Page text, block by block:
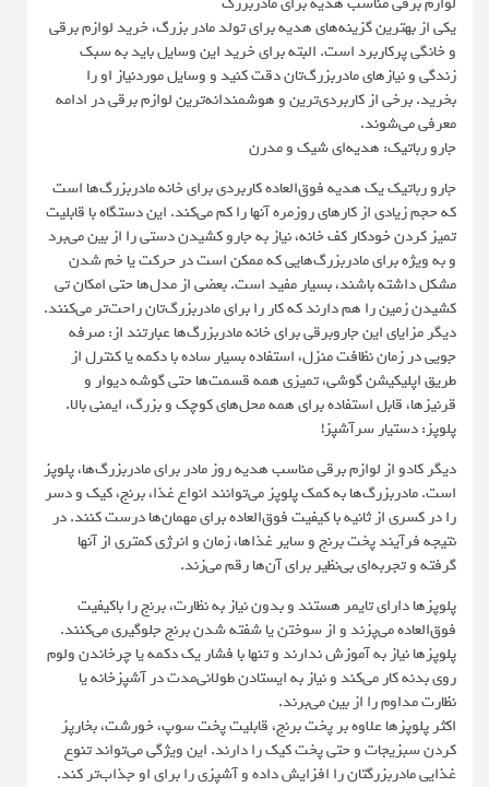
یکی از بهترین گزینه‌های هدیه برای تولد مادر بزرگ، خرید لوازم برقی
و خانگی پرکاربرد است. البته برای خرید این وسایل باید به سبک
زندگی و نیازهای مادربزرگ‌تان دقت کنید و وسایل موردنیاز او را
بخرید. برخی از کاربردی‌ترین و هوشمندانه‌ترین لوازم برقی در ادامه
معرفی می‌شوند.
جارو رباتیک: هدیه‌ای شیک و مدرن
جارو رباتیک یک هدیه فوق‌العاده کاربردی برای خانه مادربزرگ‌ها است
که حجم زیادی از کارهای روزمره آنها را کم می‌کند. این دستگاه با قابلیت
تمیز کردن خودکار کف خانه، نیاز به جارو کشیدن دستی را از بین می‌برد
و به ویژه برای مادربزرگ‌هایی که ممکن است در حرکت یا خم شدن
مشکل داشته باشند، بسیار مفید است. بعضی از مدل‌ها حتی امکان تی
کشیدن زمین را هم دارند که کار را برای مادربزرگ‌تان راحت‌تر می‌کنند.
دیگر مزایای این جاروبرقی برای خانه مادربزرگ‌ها عبارتند از: صرفه
جویی در زمان نظافت منزل، استفاده بسیار ساده با دکمه یا کنترل از
طریق اپلیکیشن گوشی، تمیزی همه قسمت‌ها حتی گوشه دیوار و
قرنیزها، قابل استفاده برای همه محل‌های کوچک و بزرگ، ایمنی بالا.
پلوپز: دستیار سرآشپز!
دیگر کادو از لوازم برقی مناسب هدیه روز مادر برای مادربزرگ‌ها، پلوپز
است. مادربزرگ‌ها به کمک پلوپز‌ می‌توانند انواع غذا، برنج، کیک و دسر
را در کسری از ثانیه با کیفیت فوق‌العاده برای مهمان‌ها درست کنند. در
نتیجه فرآیند پخت برنج و سایر غذاها، زمان و انرژی کمتری از آنها
گرفته و تجربه‌ای بی‌نظیر برای آن‌ها رقم می‌زند.
پلوپزها دارای تایمر هستند و بدون نیاز به نظارت، برنج را باکیفیت
فوق‌العاده می‌پزند و از سوختن یا شفته شدن برنج جلوگیری می‌کنند.
پلوپزها نیاز به آموزش ندارند و تنها با فشار یک دکمه یا چرخاندن ولوم
روی بدنه کار می‌کند و نیاز به ایستادن طولانی‌مدت در آشپزخانه یا
نظارت مداوم را از بین می‌برند.
اکثر پلوپزها علاوه بر پخت برنج، قابلیت پخت سوپ، خورشت، بخارپز
کردن سبزیجات و حتی پخت کیک را دارند. این ویژگی می‌تواند تنوع
غذایی مادربزرگتان را افزایش داده و آشپزی را برای او جذاب‌تر کند.